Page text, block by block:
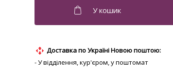
Доставка по Україні Новою поштою:
- У відділення, кур'єром, у поштомат